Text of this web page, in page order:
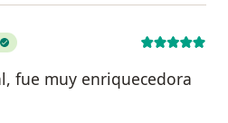
fue muy enriquecedora